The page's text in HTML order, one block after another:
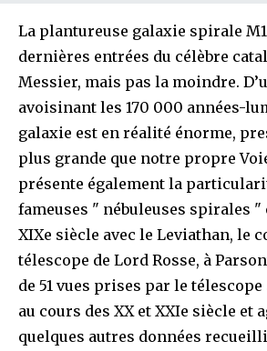
La plantureuse galaxie spirale
dernières entrées du célèbre
Messier, mais pas la moindre.
avoisinant les 170 000 années-
galaxie est en réalité énorme,
plus grande que notre propre
présente également la
fameuses " nébuleuses spirales "
XIXe siècle avec le Leviathan, le
télescope de Lord Rosse, à
de 51 vues prises par le
au cours des XX et XXIe siècle et
quelques autres données